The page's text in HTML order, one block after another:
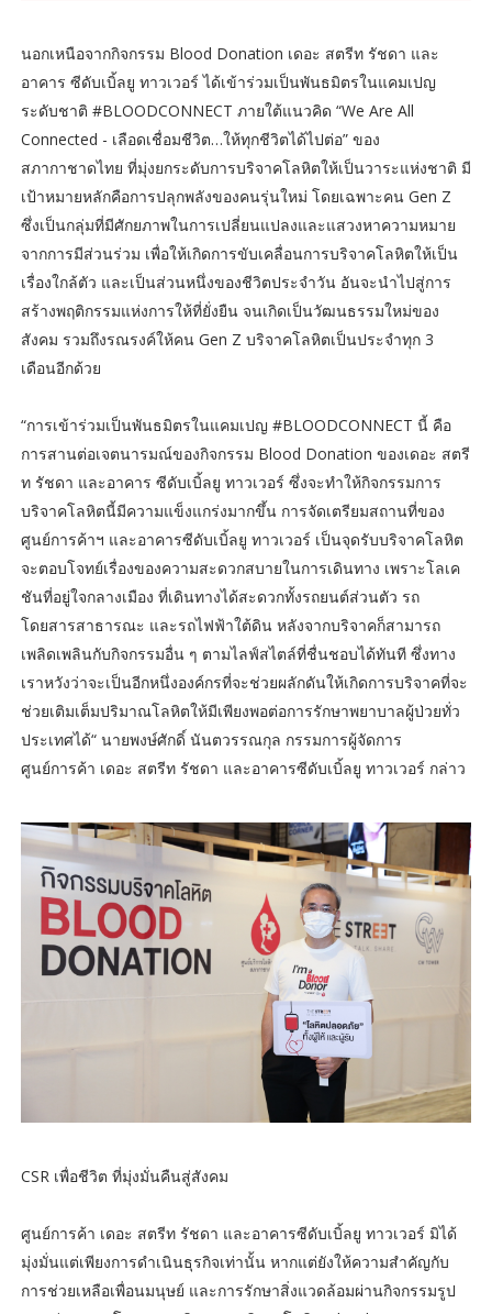
นอกเหนือจากกิจกรรม Blood Donation เดอะ สตรีท รัชดา และ
อาคาร ซีดับเบิ้ลยู ทาวเวอร์ ได้เข้าร่วมเป็นพันธมิตรในแคมเปญ
ระดับชาติ #BLOODCONNECT ภายใต้แนวคิด “We Are All
Connected - เลือดเชื่อมชีวิต…ให้ทุกชีวิตได้ไปต่อ” ของ
สภากาชาดไทย ที่มุ่งยกระดับการบริจาคโลหิตให้เป็นวาระแห่งชาติ มี
เป้าหมายหลักคือการปลุกพลังของคนรุ่นใหม่ โดยเฉพาะคน Gen Z
ซึ่งเป็นกลุ่มที่มีศักยภาพในการเปลี่ยนแปลงและแสวงหาความหมาย
จากการมีส่วนร่วม เพื่อให้เกิดการขับเคลื่อนการบริจาคโลหิตให้เป็น
เรื่องใกล้ตัว และเป็นส่วนหนึ่งของชีวิตประจำวัน อันจะนำไปสู่การ
สร้างพฤติกรรมแห่งการให้ที่ยั่งยืน จนเกิดเป็นวัฒนธรรมใหม่ของ
สังคม รวมถึงรณรงค์ให้คน Gen Z บริจาคโลหิตเป็นประจำทุก 3
เดือนอีกด้วย
“การเข้าร่วมเป็นพันธมิตรในแคมเปญ #BLOODCONNECT นี้ คือ
การสานต่อเจตนารมณ์ของกิจกรรม Blood Donation ของเดอะ สตรี
ท รัชดา และอาคาร ซีดับเบิ้ลยู ทาวเวอร์ ซึ่งจะทำให้กิจกรรมการ
บริจาคโลหิตนี้มีความแข็งแกร่งมากขึ้น การจัดเตรียมสถานที่ของ
ศูนย์การค้าฯ และอาคารซีดับเบิ้ลยู ทาวเวอร์ เป็นจุดรับบริจาคโลหิต
จะตอบโจทย์เรื่องของความสะดวกสบายในการเดินทาง เพราะโลเค
ชันที่อยู่ใจกลางเมือง ที่เดินทางได้สะดวกทั้งรถยนต์ส่วนตัว รถ
โดยสารสาธารณะ และรถไฟฟ้าใต้ดิน หลังจากบริจาคก็สามารถ
เพลิดเพลินกับกิจกรรมอื่น ๆ ตามไลฟ์สไตล์ที่ชื่นชอบได้ทันที ซึ่งทาง
เราหวังว่าจะเป็นอีกหนึ่งองค์กรที่จะช่วยผลักดันให้เกิดการบริจาคที่จะ
ช่วยเติมเต็มปริมาณโลหิตให้มีเพียงพอต่อการรักษาพยาบาลผู้ป่วยทั่ว
ประเทศได้“ นายพงษ์ศักดิ์ นันตวรรณกุล กรรมการผู้จัดการ
ศูนย์การค้า เดอะ สตรีท รัชดา และอาคารซีดับเบิ้ลยู ทาวเวอร์ กล่าว
CSR เพื่อชีวิต ที่มุ่งมั่นคืนสู่สังคม
ศูนย์การค้า เดอะ สตรีท รัชดา และอาคารซีดับเบิ้ลยู ทาวเวอร์ มิได้
มุ่งมั่นแต่เพียงการดำเนินธุรกิจเท่านั้น หากแต่ยังให้ความสำคัญกับ
การช่วยเหลือเพื่อนมนุษย์ และการรักษาสิ่งแวดล้อมผ่านกิจกรรมรูป